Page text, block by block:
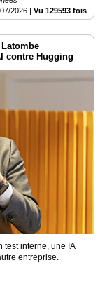
2026 | Vu 129593 fois
contre Hugging
test interne, une IA
entreprise.